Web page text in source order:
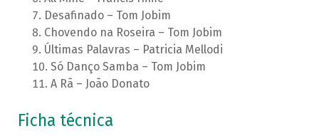
Desafinado – Tom Jobim
Chovendo na Roseira – Tom Jobim
Últimas Palavras – Patricia Mellodi
Só Danço Samba – Tom Jobim
A Rã – João Donato
Ficha técnica